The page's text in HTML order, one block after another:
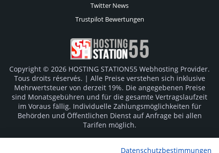
Twitter News
Trustpilot Bewertungen
Copyright © 2026 HOSTING STATION55 Webhosting Provider.
Tous droits réservés. | Alle Preise verstehen sich inklusive
Mehrwertsteuer von derzeit 19%. Die angegebenen Preise
sind Monatsgebühren und für die gesamte Vertragslaufzeit
im Voraus fällig. Individuelle Zahlungsmöglichkeiten für
Behörden und Öffentlichen Dienst auf Anfrage bei allen
Tarifen möglich.
Datenschutzbestimmungen